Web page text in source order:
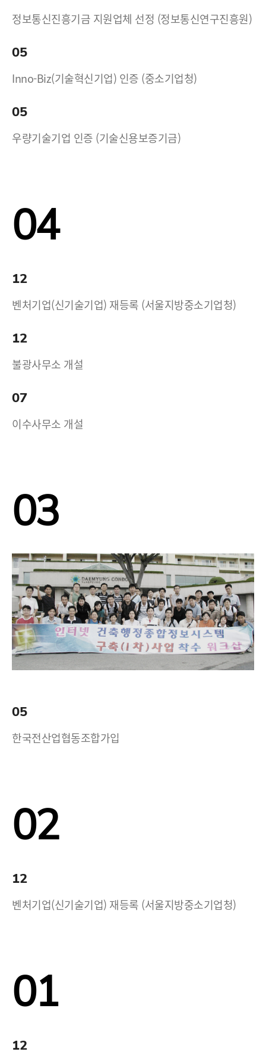
정보통신진흥기금 지원업체 선정 (정보통신연구진흥원)
05
Inno-Biz(기술혁신기업) 인증 (중소기업청)
05
우량기술기업 인증 (기술신용보증기금)
04
12
벤처기업(신기술기업) 재등록 (서울지방중소기업청)
12
불광사무소 개설
07
이수사무소 개설
03
05
한국전산업협동조합가입
02
12
벤처기업(신기술기업) 재등록 (서울지방중소기업청)
01
12